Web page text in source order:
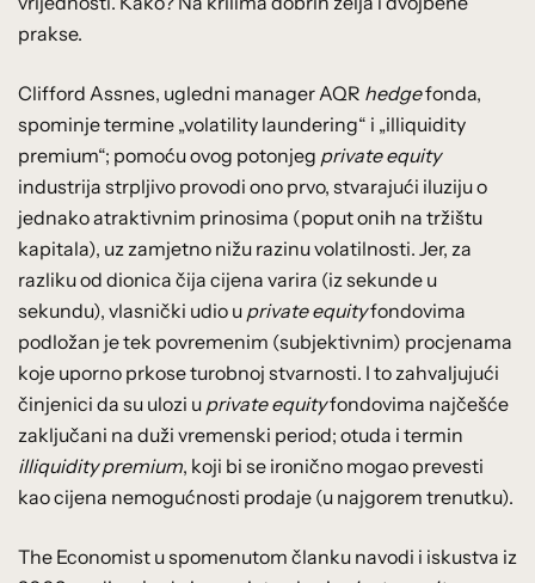
prakse.
Clifford Assnes, ugledni manager AQR hedgefonda,
spominje termine „volatility laundering“ i „illiquidity
premium“; pomoću ovog potonjeg private equity
industrija strpljivo provodi ono prvo, stvarajući iluziju o
jednako atraktivnim prinosima (poput onih na tržištu
kapitala), uz zamjetno nižu razinu volatilnosti. Jer, za
razliku od dionica čija cijena varira (iz sekunde u
sekundu), vlasnički udio u private equityfondovima
podložan je tek povremenim (subjektivnim) procjenama
koje uporno prkose turobnoj stvarnosti. I to zahvaljujući
činjenici da su ulozi u private equityfondovima najčešće
zaključani na duži vremenski period; otuda i termin
illiquidity premium, koji bi se ironično mogao prevesti
kao cijena nemogućnosti prodaje (u najgorem trenutku).
The Economist u spomenutom članku navodi i iskustva iz